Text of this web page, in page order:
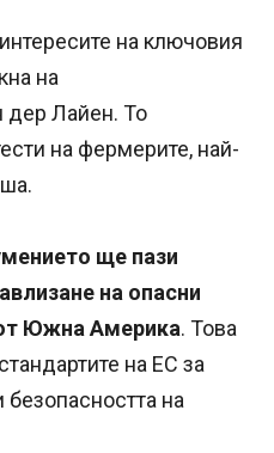
на ключовия
на
дер Лайен. То
на фермерите, най-
ще пази
на опасни
Южна Америка. Това
на ЕС за
на